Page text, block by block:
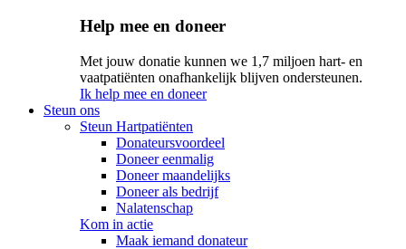
Help mee en doneer
Met jouw donatie kunnen we 1,7 miljoen hart- en
vaatpatiënten onafhankelijk blijven ondersteunen.
Ik help mee en doneer
Steun ons
Steun Hartpatiënten
Donateursvoordeel
Doneer eenmalig
Doneer maandelijks
Doneer als bedrijf
Nalatenschap
Kom in actie
Maak iemand donateur